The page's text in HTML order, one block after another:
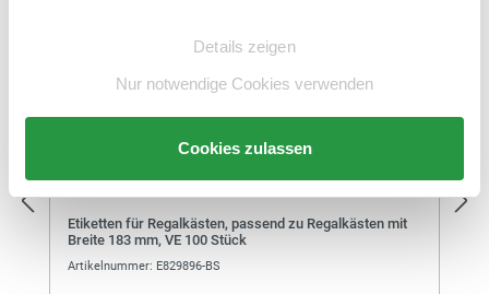
Details zeigen
Nur notwendige Cookies verwenden
Cookies zulassen
Etiketten für Regalkästen, passend zu Regalkästen mit
Breite 183 mm, VE 100 Stück
Artikelnummer: E829896-BS